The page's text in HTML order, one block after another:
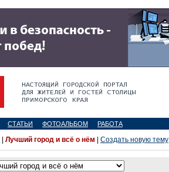
СТАТЬИ ФОТОАЛЬБОМ РАБОТА
Лучший город и всё о нём Создать новую тему